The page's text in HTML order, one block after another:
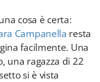
cosa è certa:
Campanella resta
facilmente. Una
una ragazza di 22
si è vista